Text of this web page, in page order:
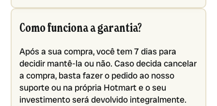
Como funciona a garantia?
Após a sua compra, você tem 7 dias para
decidir mantê-la ou não. Caso decida cancelar
a compra, basta fazer o pedido ao nosso
suporte ou na própria Hotmart e o seu
investimento será devolvido integralmente.